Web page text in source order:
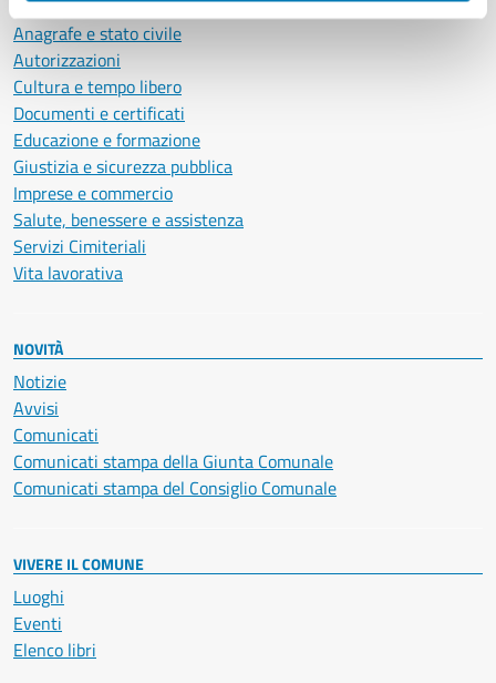
Ambiente
Anagrafe e stato civile
Autorizzazioni
Cultura e tempo libero
Documenti e certificati
Educazione e formazione
Giustizia e sicurezza pubblica
Imprese e commercio
Salute, benessere e assistenza
Servizi Cimiteriali
Vita lavorativa
NOVITÀ
Notizie
Avvisi
Comunicati
Comunicati stampa della Giunta Comunale
Comunicati stampa del Consiglio Comunale
VIVERE IL COMUNE
Luoghi
Eventi
Elenco libri